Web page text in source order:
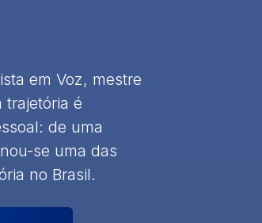
em Voz, mestre
trajetória é
de uma
se uma das
no Brasil.